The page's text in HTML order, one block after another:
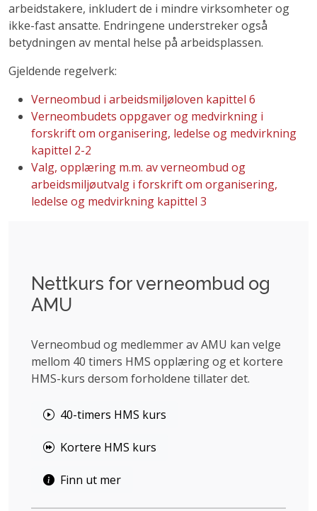
arbeidstakere, inkludert de i mindre virksomheter og
ikke-fast ansatte. Endringene understreker også
betydningen av mental helse på arbeidsplassen.
Gjeldende regelverk:
Verneombud i arbeidsmiljøloven kapittel 6
Verneombudets oppgaver og medvirkning i
forskrift om organisering, ledelse og medvirkning
kapittel 2-2
Valg, opplæring m.m. av verneombud og
arbeidsmiljøutvalg i forskrift om organisering,
ledelse og medvirkning kapittel 3
Nettkurs for verneombud og
AMU
Verneombud og medlemmer av AMU kan velge
mellom 40 timers HMS opplæring og et kortere
HMS-kurs dersom forholdene tillater det.
40-timers HMS kurs
Kortere HMS kurs
Finn ut mer